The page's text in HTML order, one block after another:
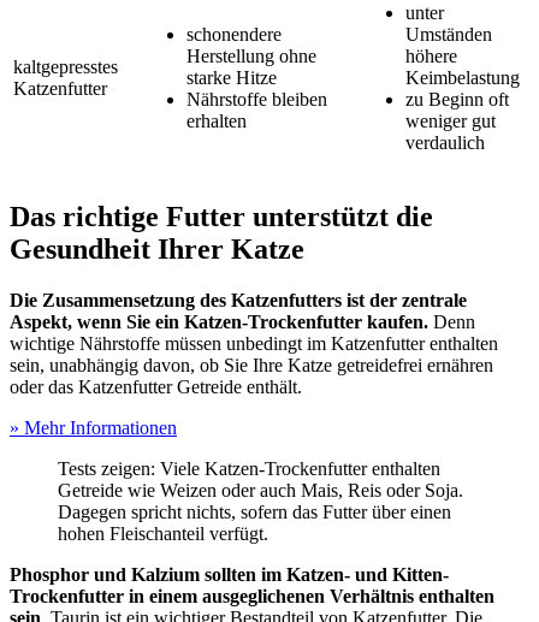
kaltgepresstes
Katzenfutter
schonendere
Herstellung ohne
starke Hitze
Nährstoffe bleiben
erhalten
unter
Umständen
höhere
Keimbelastung
zu Beginn oft
weniger gut
verdaulich
Das richtige Futter unterstützt die
Gesundheit Ihrer Katze
Die Zusammensetzung des Katzenfutters ist der zentrale
Aspekt, wenn Sie ein Katzen-Trockenfutter kaufen. Denn
wichtige Nährstoffe müssen unbedingt im Katzenfutter enthalten
sein, unabhängig davon, ob Sie Ihre Katze getreidefrei ernähren
oder das Katzenfutter Getreide enthält.
» Mehr Informationen
Tests zeigen: Viele Katzen-Trockenfutter enthalten
Getreide wie Weizen oder auch Mais, Reis oder Soja.
Dagegen spricht nichts, sofern das Futter über einen
hohen Fleischanteil verfügt.
Phosphor und Kalzium sollten im Katzen- und Kitten-
Trockenfutter in einem ausgeglichenen Verhältnis enthalten
sein. Taurin ist ein wichtiger Bestandteil von Katzenfutter. Die